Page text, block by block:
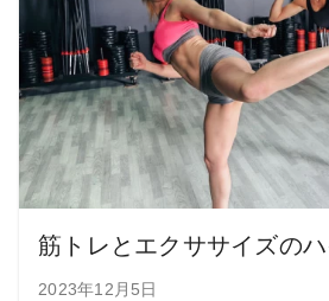
2023年12月5日